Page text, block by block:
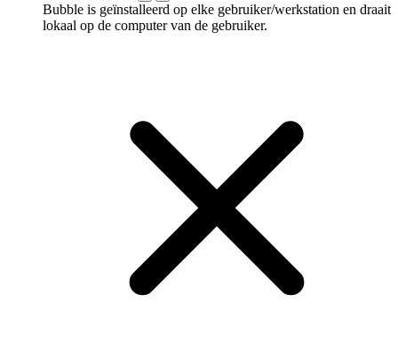
Bubble is geïnstalleerd op elke gebruiker/werkstation en draait
lokaal op de computer van de gebruiker.